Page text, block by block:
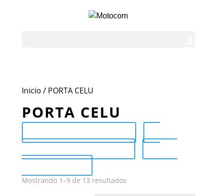
Inicio / PORTA CELU
PORTA CELU
Mostrando 1–9 de 13 resultados